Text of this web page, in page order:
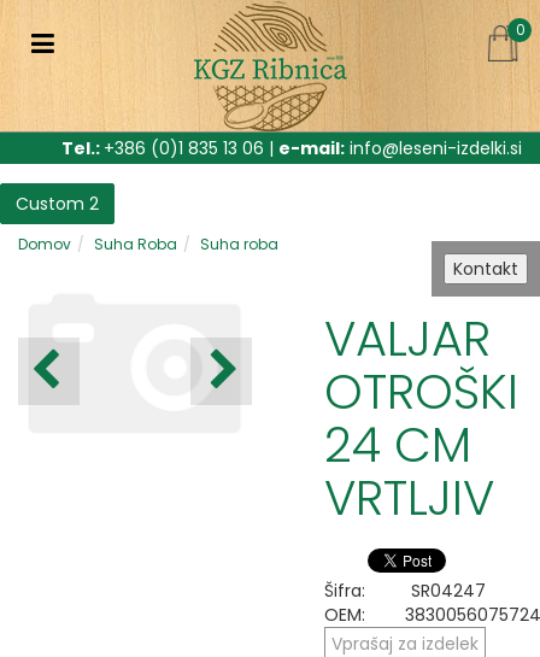
Kontakt
0
Tel.: +386 (0)1 835 13 06 | e-mail: info@leseni-izdelki.si
Custom 2
Domov Suha Roba Suha roba
VALJAR
OTROŠKI
24 CM
VRTLJIV
Šifra:
SR04247
OEM:
3830056075724
Vprašaj za izdelek